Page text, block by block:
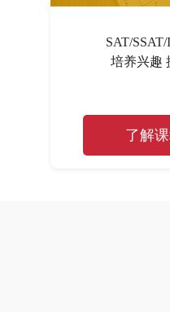
SAT/
培养兴趣
了解